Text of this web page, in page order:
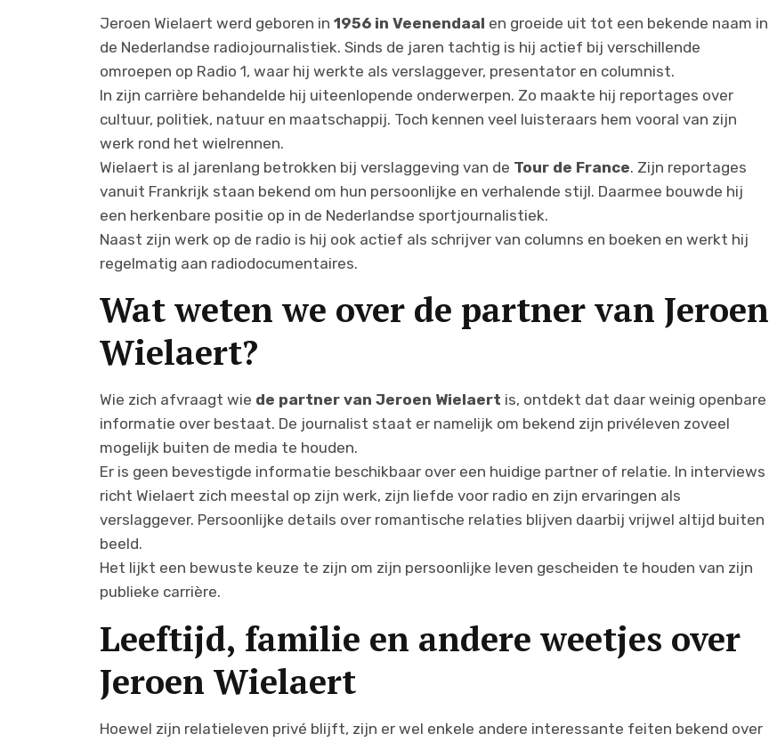
Jeroen Wielaert werd geboren in 1956 in Veenendaal en groeide uit tot een bekende naam in
de Nederlandse radiojournalistiek. Sinds de jaren tachtig is hij actief bij verschillende
omroepen op Radio 1, waar hij werkte als verslaggever, presentator en columnist.
In zijn carrière behandelde hij uiteenlopende onderwerpen. Zo maakte hij reportages over
cultuur, politiek, natuur en maatschappij. Toch kennen veel luisteraars hem vooral van zijn
werk rond het wielrennen.
Wielaert is al jarenlang betrokken bij verslaggeving van de Tour de France. Zijn reportages
vanuit Frankrijk staan bekend om hun persoonlijke en verhalende stijl. Daarmee bouwde hij
een herkenbare positie op in de Nederlandse sportjournalistiek.
Naast zijn werk op de radio is hij ook actief als schrijver van columns en boeken en werkt hij
regelmatig aan radiodocumentaires.
Wat weten we over de partner van Jeroen
Wielaert?
Wie zich afvraagt wie de partner van Jeroen Wielaert is, ontdekt dat daar weinig openbare
informatie over bestaat. De journalist staat er namelijk om bekend zijn privéleven zoveel
mogelijk buiten de media te houden.
Er is geen bevestigde informatie beschikbaar over een huidige partner of relatie. In interviews
richt Wielaert zich meestal op zijn werk, zijn liefde voor radio en zijn ervaringen als
verslaggever. Persoonlijke details over romantische relaties blijven daarbij vrijwel altijd buiten
beeld.
Het lijkt een bewuste keuze te zijn om zijn persoonlijke leven gescheiden te houden van zijn
publieke carrière.
Leeftijd, familie en andere weetjes over
Jeroen Wielaert
Hoewel zijn relatieleven privé blijft, zijn er wel enkele andere interessante feiten bekend over